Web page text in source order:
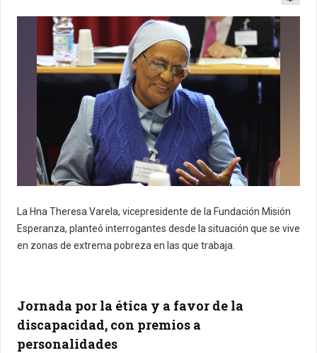
La Hna Theresa Varela, vicepresidente de la Fundación Misión
Esperanza, planteó interrogantes desde la situación que se vive
en zonas de extrema pobreza en las que trabaja.
Jornada por la ética y a favor de la
discapacidad, con premios a
personalidades